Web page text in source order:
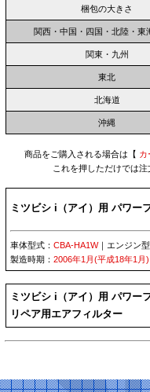
梱包の大きさ
関西・中国・四国・北陸・東
関東・九州
東北
北海道
沖縄
商品をご購入される場合は【 カ
これを押しただけでは
ミツビシ i（アイ）用 パワー
車体型式： CBA-HA1W｜エンジン
製造時期： 2006年1月(平成18年1月)
ミツビシ i（アイ）用 パワー
リペア用エアフィルター